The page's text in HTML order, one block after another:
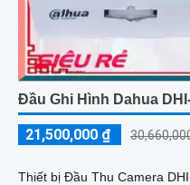
Đầu Ghi Hình Dahua
21,500,000 ₫
Thiết bị Đầu Thu Camera